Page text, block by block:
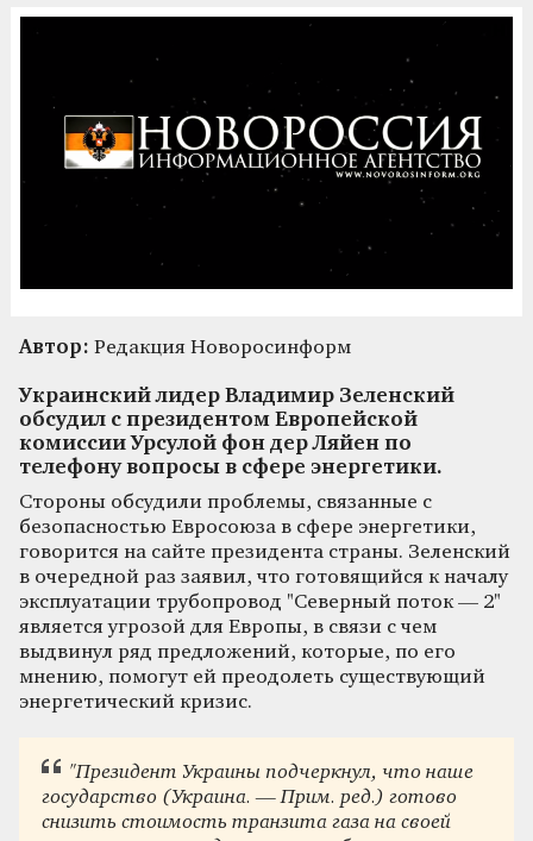
Автор: Редакция Новоросинформ
Украинский лидер Владимир Зеленский
обсудил с президентом Европейской
комиссии Урсулой фон дер Ляйен по
телефону вопросы в сфере энергетики.
Стороны обсудили проблемы, связанные с
безопасностью Евросоюза в сфере энергетики,
говорится на сайте президента страны. Зеленский
в очередной раз заявил, что готовящийся к началу
эксплуатации трубопровод "Северный поток — 2"
является угрозой для Европы, в связи с чем
выдвинул ряд предложений, которые, по его
мнению, помогут ей преодолеть существующий
энергетический кризис.
"Президент Украины подчеркнул, что наше
государство (Украина. — Прим. ред.) готово
снизить стоимость транзита газа на своей